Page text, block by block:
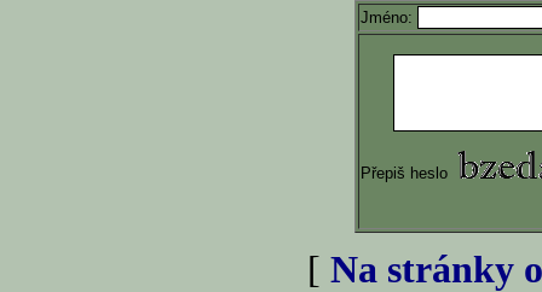
Jméno:
Přepiš heslo
[ Na stránky